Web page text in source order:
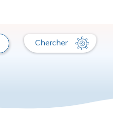
Chercher